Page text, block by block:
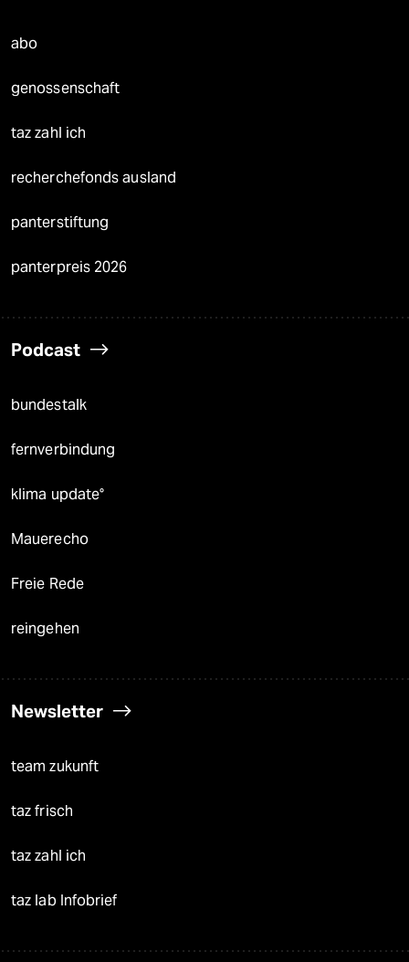
abo
genossenschaft
taz zahl ich
recherchefonds ausland
panterstiftung
panterpreis 2026
Podcast
bundestalk
fernverbindung
klima update°
Mauerecho
Freie Rede
reingehen
Newsletter
team zukunft
taz frisch
taz zahl ich
taz lab Infobrief